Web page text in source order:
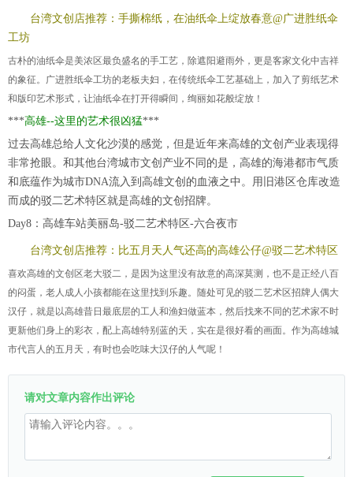
台湾文创店推荐：手撕棉纸，在油纸伞上绽放春意@广进胜纸伞
工坊
古朴的油纸伞是美浓区最负盛名的手工艺，除遮阳避雨外，更是客家文化中吉祥
的象征。广进胜纸伞工坊的老板夫妇，在传统纸伞工艺基础上，加入了剪纸艺术
和版印艺术形式，让油纸伞在打开得瞬间，绚丽如花般绽放！
***高雄--这里的艺术很凶猛***
过去高雄总给人文化沙漠的感觉，但是近年来高雄的文创产业表现得
非常抢眼。和其他台湾城市文创产业不同的是，高雄的海港都市气质
和底蕴作为城市DNA流入到高雄文创的血液之中。用旧港区仓库改造
而成的驳二艺术特区就是高雄的文创招牌。
Day8：高雄车站美丽岛-驳二艺术特区-六合夜市
台湾文创店推荐：比五月天人气还高的高雄公仔@驳二艺术特区
喜欢高雄的文创区老大驳二，是因为这里没有故意的高深莫测，也不是正经八百
的闷蛋，老人成人小孩都能在这里找到乐趣。随处可见的驳二艺术区招牌人偶大
汉仔，就是以高雄昔日最底层的工人和渔妇做蓝本，然后找来不同的艺术家不时
更新他们身上的彩衣，配上高雄特别蓝的天，实在是很好看的画面。作为高雄城
市代言人的五月天，有时也会吃味大汉仔的人气呢！
请对文章内容作出评论